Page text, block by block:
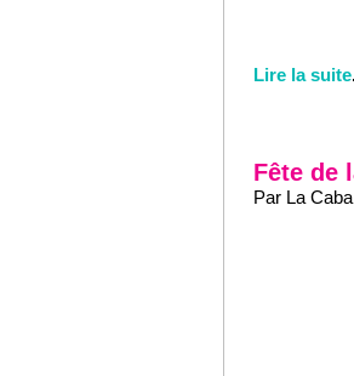
Lire la suite
Fête de
Par La